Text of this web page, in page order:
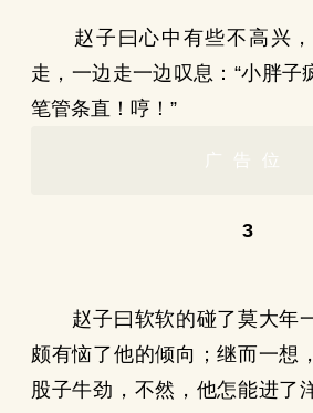
赵子曰心中有些不高兴，
走，一边走一边叹息：“小胖子
笔管条直！哼！”
广告位
3
赵子曰软软的碰了莫大年
颇有恼了他的倾向；继而一想
股子牛劲，不然，他怎能进了